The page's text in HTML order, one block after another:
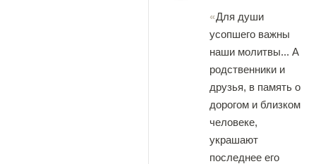
Для души
усопшего важны
наши молитвы... А
родственники и
друзья, в память о
дорогом и близком
человеке,
украшают
последнее его